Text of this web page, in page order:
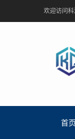
欢迎访问科
首页